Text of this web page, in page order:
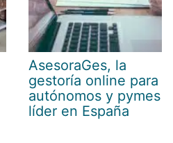
AsesoraGes, la
gestoría online para
autónomos y pymes
líder en España